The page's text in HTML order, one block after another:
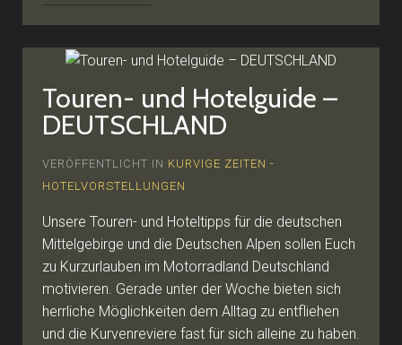
Touren- und Hotelguide –
DEUTSCHLAND
VERÖFFENTLICHT IN KURVIGE ZEITEN -
HOTELVORSTELLUNGEN
Unsere Touren- und Hoteltipps für die deutschen
Mittelgebirge und die Deutschen Alpen sollen Euch
zu Kurzurlauben im Motorradland Deutschland
motivieren. Gerade unter der Woche bieten sich
herrliche Möglichkeiten dem Alltag zu entfliehen
und die Kurvenreviere fast für sich alleine zu haben.